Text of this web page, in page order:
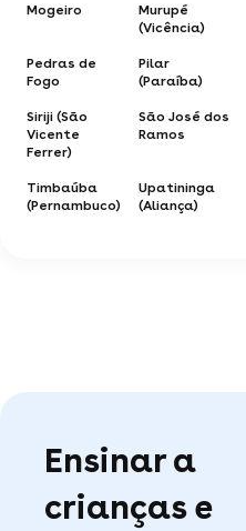
Mogeiro
Murupé
(Vicência)
Pedras de
Fogo
Pilar
(Paraíba)
Siriji (São
Vicente
Ferrer)
São José dos
Ramos
Timbaúba
(Pernambuco)
Upatininga
(Aliança)
Ensinar a
crianças e